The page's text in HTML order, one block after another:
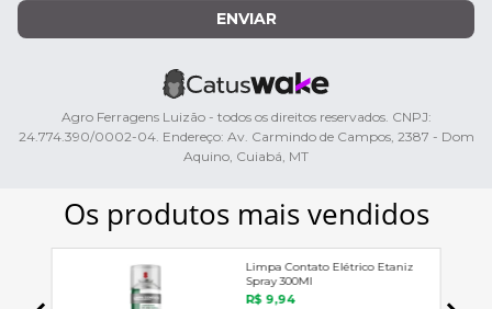
ENVIAR
Agro Ferragens Luizão - todos os direitos reservados. CNPJ:
24.774.390/0002-04. Endereço: Av. Carmindo de Campos, 2387 - Dom
Aquino, Cuiabá, MT